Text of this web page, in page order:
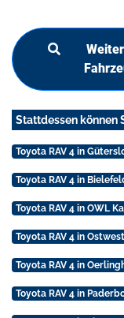
Stattdessen können
Toyota RAV 4 in
Toyota RAV 4 in
Toyota RAV 4 in OWL
Toyota RAV 4 in
Toyota RAV 4 in
Toyota RAV 4 in